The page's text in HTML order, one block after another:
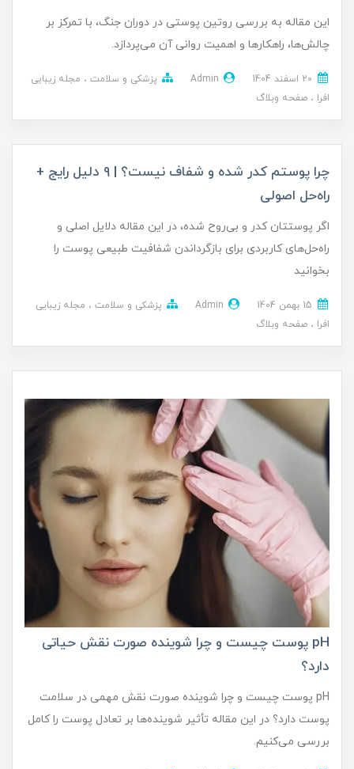
این مقاله به بررسی روتین پوستی در دوران جنگ، با تمرکز بر
چالش‌ها، راهکارها و اهمیت روانی آن می‌پردازد.
Admin پزشکی و سلامت
مجله زیبایی
افرا
صفحه وبلاگ
چرا پوستم کدر شده و شفاف نیست؟ | ۹ دلیل رایج +
راه‌حل اصولی
اگر پوستتان کدر و بی‌روح شده، در این مقاله دلایل اصلی و
راه‌حل‌های کاربردی برای بازگرداندن شفافیت طبیعی پوست را
بخوانید
Admin پزشکی و سلامت
مجله زیبایی
افرا
صفحه وبلاگ
pH پوست چیست و چرا شوینده صورت نقش حیاتی
دارد؟
pH پوست چیست و چرا شوینده صورت نقش مهمی در سلامت
پوست دارد؟ در این مقاله تأثیر شوینده‌ها بر تعادل پوست را کامل
بررسی می‌کنیم.